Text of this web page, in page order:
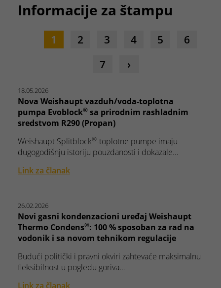
Informacije za štampu
1 2 3 4 5
6
7
18.05.2026
Nova Weishaupt vazduh/voda-toplotna
pumpa Evoblock® sa prirodnim rashladnim
sredstvom R290 (Propan)
Weishaupt Splitblock®-toplotne pumpe imaju
dugogodišnju istoriju pouzdanosti i dokazale…
Link za članak
26.02.2026
Novi gasni kondenzacioni uređaj Weishaupt
Thermo Condens®: 100 % sposoban za rad na
vodonik i sa novom tehnikom regulacije
Budući politički i pravni okviri zahtevaće maksimalnu
fleksibilnost u pogledu goriva…
Link za članak